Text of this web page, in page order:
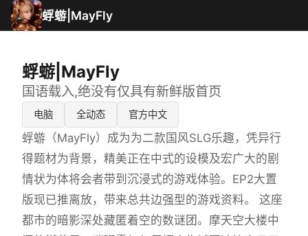
蜉蝣|MayFly
蜉蝣|MayFly
国语载入,绝没有仅具有新鲜版首页
电脑 全动态 官方中文
蜉蝣（MayFly）成为为二款国风SLG乐趣，凭异行
得题材为背景，精美正在中式的设模及宏广大的剧
情状为体将会者带到沉浸式的游戏体验。EP2大置
版现已推离放，带来总共边强型的游戏资料。 这座
都市的暗影深处藏匿着空的数谜团。摩天空大楼中